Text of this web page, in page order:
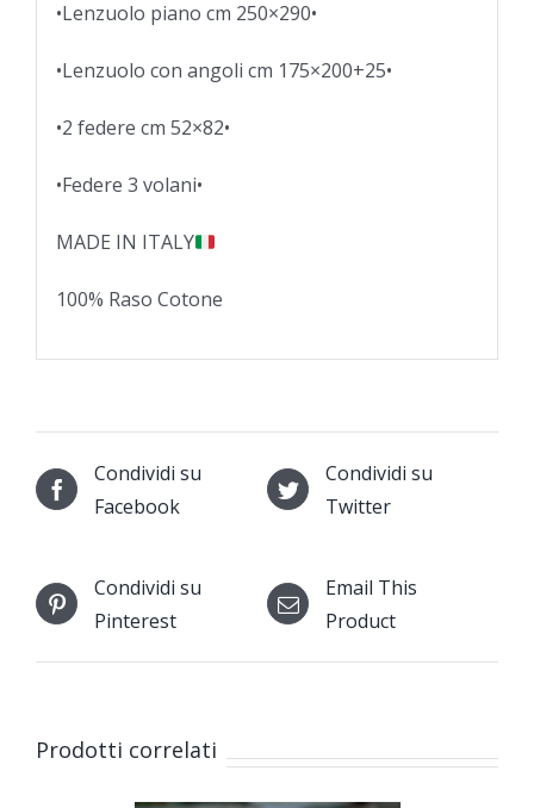
•Lenzuolo piano cm 250×290•
•Lenzuolo con angoli cm 175×200+25•
•2 federe cm 52×82•
•Federe 3 volani•
MADE IN ITALY
100% Raso Cotone
Condividi su
Facebook
Condividi su
Twitter
Condividi su
Pinterest
Email This
Product
Prodotti correlati